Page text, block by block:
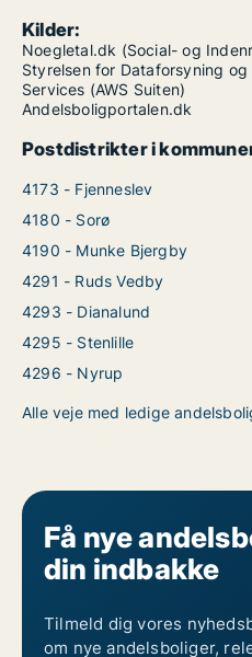
Kilder:
Noegletal.dk (Social- og
Styrelsen for Dataforsyning
Services (AWS Suiten)
Andelsboligportalen.dk
Postdistrikter i
4173 - Fjenneslev
4180 - Sorø
4190 - Munke Bjergby
4291 - Ruds Vedby
4293 - Dianalund
4295 - Stenlille
4296 - Nyrup
Alle veje med ledige
Få nye
din indbakke
Tilmeld dig vores
om nye andelsboliger,